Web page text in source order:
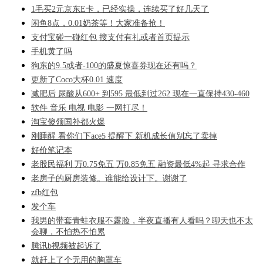
1毛买2元京东E卡，已经实操，连续买了好几天了
闲鱼8点，0.01奶茶等！大家准备抢！
支付宝碰一碰红包 搜支付有礼或者首页提示
手机黄了吗
狗东的9.5或者-100的盛夏惊喜券现在还有吗？
更新了Coco大杯0.01 速度
减肥后 尿酸从600+ 到595 最低到过262 现在一直保持430-460
软件 音乐 电视 电影 一网打尽！
淘宝傻领国补都火爆
刚睡醒 看你们下ace5 提醒下 新机成长值别忘了卖掉
好价笔记本
老股民福利 万0.75免五 万0.85免五 融资最低4%起 寻求合作
老房子的厨房装修。谁能给设计下。谢谢了
zfb红包
发个车
我男的带套青蛙衣服不露脸，半夜直播有人看吗？聊天也不太
会聊，不怕热不怕累
腾讯b视频被起诉了
就赶上了个无用的胸罩车